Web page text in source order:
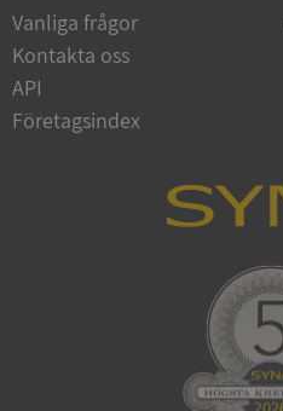
Vanliga frågor
Kontakta oss
API
Företagsindex__RequestVerificationToken